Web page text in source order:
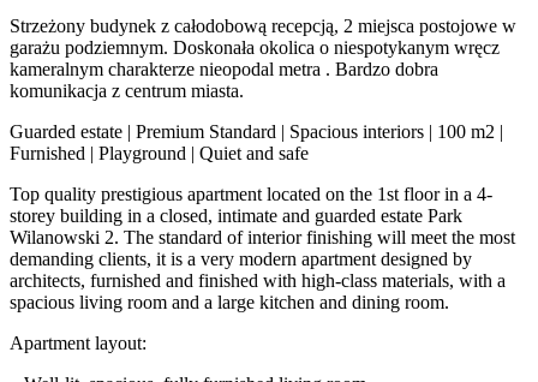
Strzeżony budynek z całodobową recepcją, 2 miejsca postojowe w
garażu podziemnym. Doskonała okolica o niespotykanym wręcz
kameralnym charakterze nieopodal metra . Bardzo dobra
komunikacja z centrum miasta.
Guarded estate | Premium Standard | Spacious interiors | 100 m2 |
Furnished | Playground | Quiet and safe
Top quality prestigious apartment located on the 1st floor in a 4-
storey building in a closed, intimate and guarded estate Park
Wilanowski 2. The standard of interior finishing will meet the most
demanding clients, it is a very modern apartment designed by
architects, furnished and finished with high-class materials, with a
spacious living room and a large kitchen and dining room.
Apartment layout: